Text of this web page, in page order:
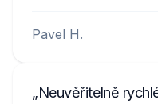
Pavel H.
Neuvěřitelně